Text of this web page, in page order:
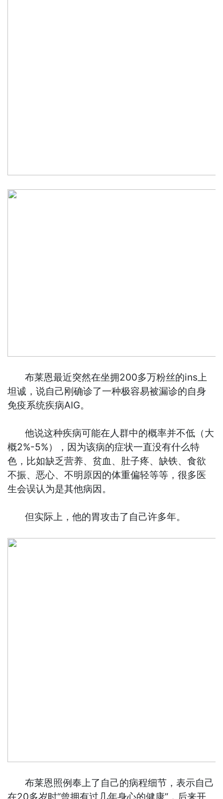
布莱恩最近突然在坐拥200多万粉丝的ins上
坦诚，说自己刚确诊了一种极容易被漏诊的自身
免疫系统疾病AIG。
他说这种疾病可能在人群中的概率并不低（大
概2%-5%），因为该病的症状一直没有什么特
色，比如缺乏营养、贫血、肚子疼、缺铁、食欲
不振、恶心、不明原因的体重偏轻等等，很多医
生会误认为是其他病因。
但实际上，他的胃攻击了自己许多年。
布莱恩照例奉上了自己的病程细节，表示自己